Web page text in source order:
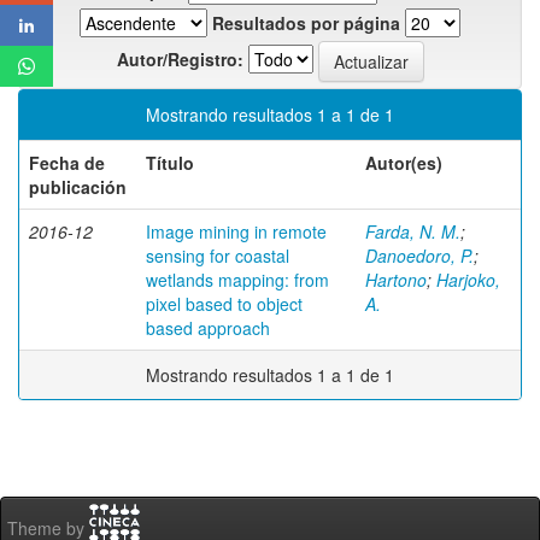
Resultados por página
Autor/Registro:
Mostrando resultados 1 a 1 de 1
Fecha de
publicación
Título Autor(es)
2016-12
Image mining in remote
sensing for coastal
wetlands mapping: from
pixel based to object
based approach
Farda, N. M.;
Danoedoro, P.;
Hartono; Harjoko,
A.
Mostrando resultados 1 a 1 de 1
Theme by